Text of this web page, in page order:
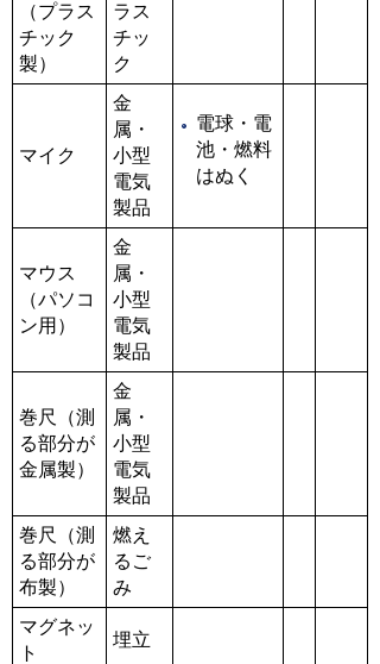
（プラス
チック
製）
ラス
チッ
ク
マイク
金
属・
小型
電気
製品
電球・電
池・燃料
はぬく
マウス
（パソコ
ン用）
金
属・
小型
電気
製品
巻尺（測
る部分が
金属製）
金
属・
小型
電気
製品
巻尺（測
る部分が
布製）
燃え
るご
み
マグネッ
ト
埋立